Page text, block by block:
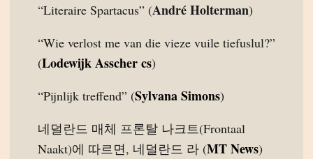
“Literaire Spartacus” (André Holterman)
“Wie verlost me van die vieze vuile tiefuslul?”
(Lodewijk Asscher cs)
“Pijnlijk treffend” (Sylvana Simons)
네덜란드 매체 프론탈 나크트(Frontaal
Naakt)에 따르면, 네덜란드 라 (MT News)